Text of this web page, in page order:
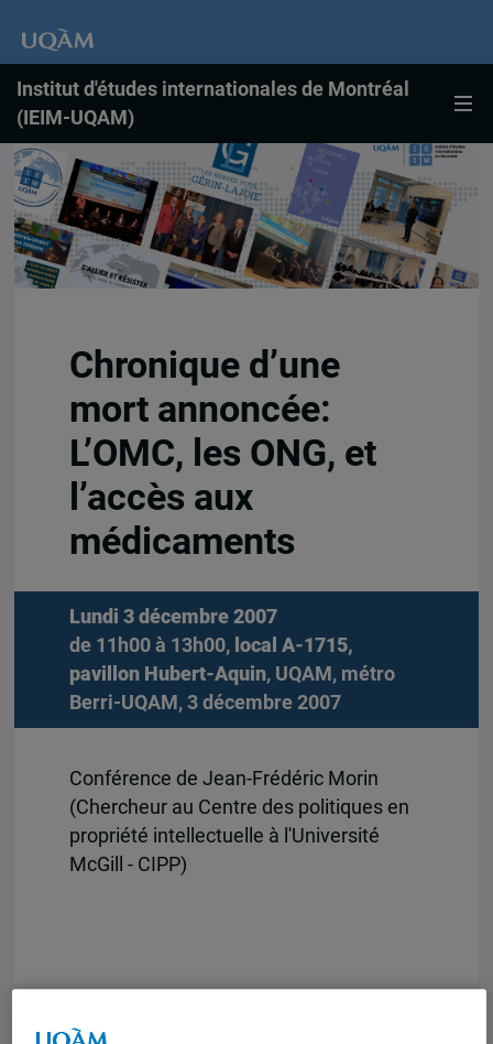
Institut d'études internationales de Montréal
(IEIM-UQAM)
Chronique d’une
mort annoncée:
L’OMC, les ONG, et
l’accès aux
médicaments
Lundi 3 décembre 2007
de 11h00 à 13h00, local A-1715,
pavillon Hubert-Aquin, UQAM, métro
Berri-UQAM, 3 décembre 2007
Conférence de Jean-Frédéric Morin
(Chercheur au Centre des politiques en
propriété intellectuelle à l'Université
McGill - CIPP)